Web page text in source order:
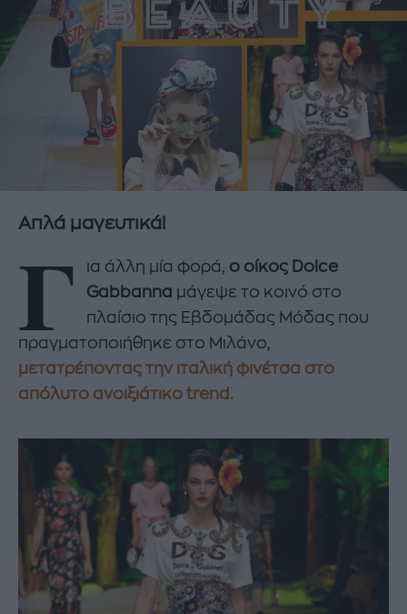
Απλά μαγευτικά!
Γ ια άλλη μία φορά, ο οίκος Dolce
Gabbanna μάγεψε το κοινό στο
πλαίσιο της Εβδομάδας Μόδας που
πραγματοποιήθηκε στο Μιλάνο,
μετατρέποντας την ιταλική φινέτσα στο
απόλυτο ανοιξιάτικο trend.